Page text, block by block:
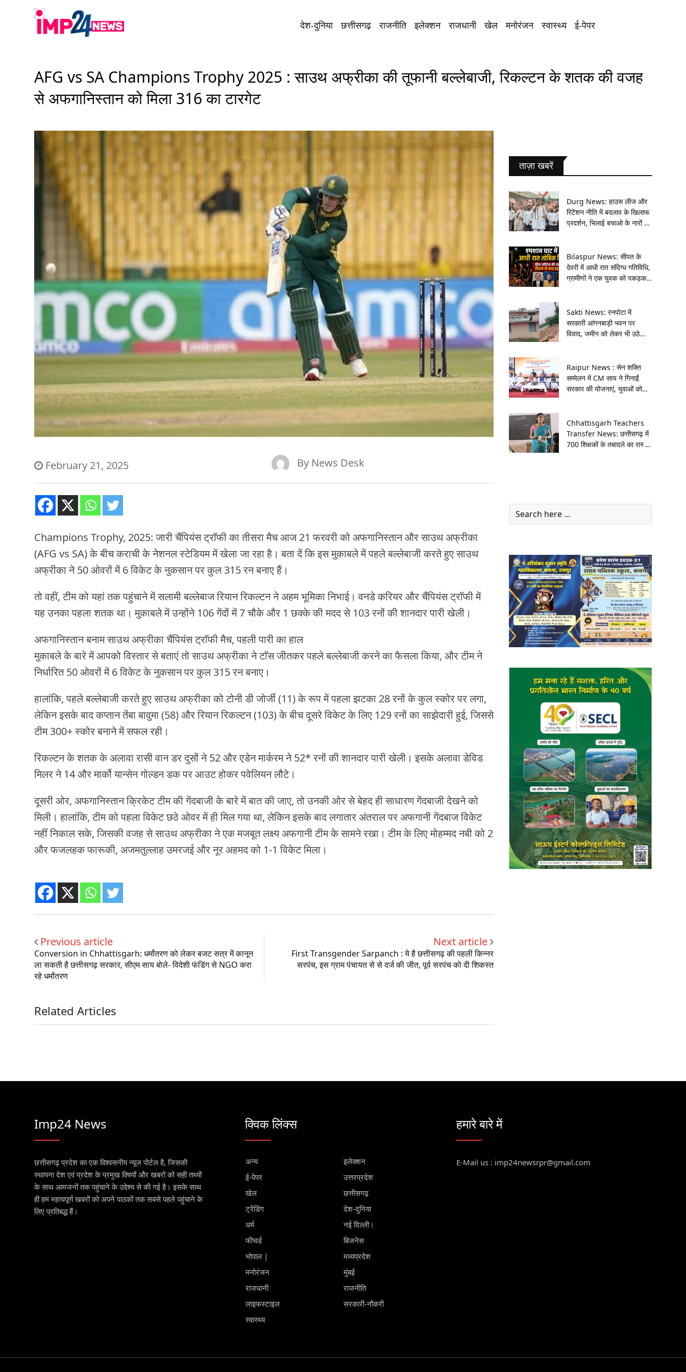
देश-दुनिया छत्तीसगढ़ राजनीति इलेक्शन राजधानी खेल मनोरंजन स्वास्थ्य ई-पेपर
AFG vs SA Champions Trophy 2025 : साउथ अफ्रीका की तूफानी बल्लेबाजी, रिकल्टन के शतक की वजह
से अफगानिस्तान को मिला 316 का टारगेट
February 21, 2025 By News Desk
Champions Trophy, 2025: जारी चैंपियंस ट्राॅफी का तीसरा मैच आज 21 फरवरी को अफगानिस्तान और साउथ अफ्रीका
(AFG vs SA) के बीच कराची के नेशनल स्टेडियम में खेला जा रहा है। बता दें कि इस मुकाबले में पहले बल्लेबाजी करते हुए साउथ
अफ्रीका ने 50 ओवरों में 6 विकेट के नुकसान पर कुल 315 रन बनाए हैं।
तो वहीं, टीम को यहां तक पहुंचाने में सलामी बल्लेबाज रियान रिकल्टन ने अहम भूमिका निभाई। वनडे करियर और चैंपियंस ट्राॅफी में
यह उनका पहला शतक था। मुकाबले में उन्होंने 106 गेंदों में 7 चौके और 1 छक्के की मदद से 103 रनों की शानदार पारी खेली।
अफगानिस्तान बनाम साउथ अफ्रीका चैंपियंस ट्राॅफी मैच, पहली पारी का हाल
मुकाबले के बारे में आपको विस्तार से बताएं तो साउथ अफ्रीका ने टाॅस जीतकर पहले बल्लेबाजी करने का फैसला किया, और टीम ने
निर्धारित 50 ओवरों में 6 विकेट के नुकसान पर कुल 315 रन बनाए।
हालांकि, पहले बल्लेबाजी करते हुए साउथ अफ्रीका को टोनी डी जोर्जी (11) के रूप में पहला झटका 28 रनों के कुल स्कोर पर लगा,
लेकिन इसके बाद कप्तान तेंबा बावुमा (58) और रियान रिकल्टन (103) के बीच दूसरे विकेट के लिए 129 रनों का साझेदारी हुई, जिससे
टीम 300+ स्कोर बनाने में सफल रही।
रिकल्टन के शतक के अलावा रासी वान डर दुसों ने 52 और एडेन मार्करम ने 52* रनों की शानदार पारी खेली। इसके अलावा डेविड
मिलर ने 14 और मार्को यान्सेन गोल्डन डक पर आउट होकर पवेलियन लौटे।
दूसरी ओर, अफगानिस्तान क्रिकेट टीम की गेंदबाजी के बारे में बात की जाए, तो उनकी ओर से बेहद ही साधारण गेंदबाजी देखने को
मिली। हालांकि, टीम को पहला विकेट छठे ओवर में ही मिल गया था, लेकिन इसके बाद लगातार अंतराल पर अफगानी गेंदबाज विकेट
नहीं निकाल सके, जिसकी वजह से साउथ अफ्रीका ने एक मजबूत लक्ष्य अफगानी टीम के सामने रखा। टीम के लिए मोहम्मद नबी को 2
और फजलहक फारूकी, अजमतुल्लाह उमरजई और नूर अहमद को 1-1 विकेट मिला।
Previous article
Conversion in Chhattisgarh: धर्मांतरण को लेकर बजट सत्र में कानून
ला सकती है छत्तीसगढ़ सरकार, सीएम साय बोले- विदेशी फंडिंग से NGO करा
रहे धर्मांतरण
Next article
First Transgender Sarpanch : ये है छत्तीसगढ़ की पहली किन्नर
सरपंच, इस ग्राम पंचायत से से दर्ज की जीत, पूर्व सरपंच को दी शिकस्त
Related Articles
ताज़ा खबरें
Durg News: हाउस लीज और
रिटेंशन नीति में बदलाव के खिलाफ
प्रदर्शन, भिलाई बचाओ के नारों से
Bilaspur News: सीपत के
देवरी में आधी रात संदिग्ध गतिविधि,
ग्रामीणों ने एक युवक को पकड़कर
Sakti News: रनपोटा में
सरकारी आंगनबाड़ी भवन पर
विवाद, जमीन को लेकर भी उठे
Raipur News : सेन शक्ति
सम्मेलन में CM साय ने गिनाईं
सरकार की योजनाएं, युवाओं को
Chhattisgarh Teachers
Transfer News: छत्तीसगढ़ में
700 शिक्षकों के तबादले का रास्ता
Imp24 News
छत्तीसगढ़ प्रदेश का एक विश्वसनीय न्यूज पोर्टल है, जिसकी
स्थापना देश एवं प्रदेश के प्रमुख विषयों और खबरों को सही तथ्यों
के साथ आमजनों तक पहुंचाने के उद्देश्य से की गई है। इसके साथ
ही हम महत्वपूर्ण खबरों को अपने पाठकों तक सबसे पहले पहुंचाने के
लिए प्रतिबद्ध हैं।
क्विक लिंक्स
अन्य
इलेक्शन
ई-पेपर
उत्तरप्रदेश
खेल
छत्तीसगढ़
ट्रेंडिंग
देश-दुनिया
धर्म
नई दिल्ली।
फीचर्ड
बिजनेस
भोपाल |
मध्यप्रदेश
मनोरंजन
मुंबई
राजधानी
राजनीति
लाइफस्टाइल
सरकारी-नौकरी
स्वास्थ्य
हमारे बारे में
E-Mail us : imp24newsrpr@gmail.com